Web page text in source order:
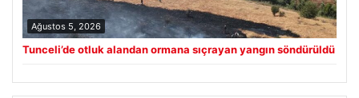
Ağustos 5, 2026
Tunceli’de otluk alandan ormana sıçrayan yangın söndürüldü